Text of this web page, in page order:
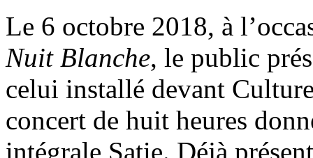
Le 6 octobre 2018, à
Nuit Blanche, le public
celui installé devant
concert de huit heures
intégrale Satie. Déjà